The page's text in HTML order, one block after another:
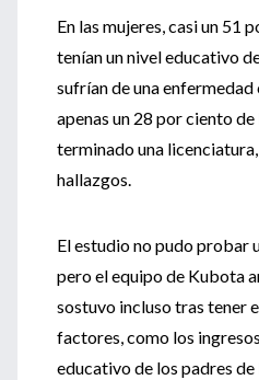
En las mujeres, casi un 51
tenían un nivel educativo
sufrían de una
apenas un 28 por ciento de
terminado una
hallazgos.
El estudio no pudo probar
pero el equipo de Kubota
sostuvo incluso tras tener
factores, como los
educativo de los padres de